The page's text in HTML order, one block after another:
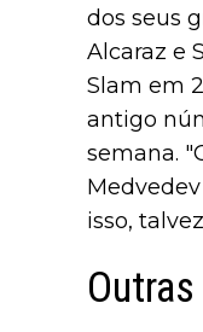
dos seus
Alcaraz e
Slam em
antigo
semana.
isso,